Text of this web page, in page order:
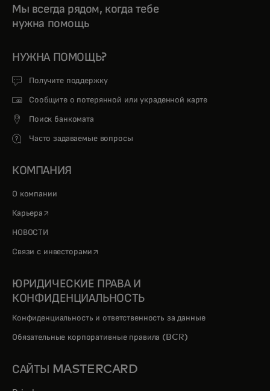
Мы всегда рядом, когда тебе
нужна помощь
НУЖНА ПОМОЩЬ?
Получите поддержку
Сообщите о потерянной или украденной карте
Поиск банкомата
Часто задаваемые вопросы
КОМПАНИЯ
О компании
Карьера opens in a new tab
НОВОСТИ
Связи с инвесторами opens in a new tab
ЮРИДИЧЕСКИЕ ПРАВА И
КОНФИДЕНЦИАЛЬНОСТЬ
Конфиденциальность и ответственность за данные
Обязательные корпоративные правила (BCR)
САЙТЫ MASTERCARD